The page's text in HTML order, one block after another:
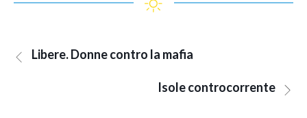
Libere. Donne contro la mafia
Isole controcorrente